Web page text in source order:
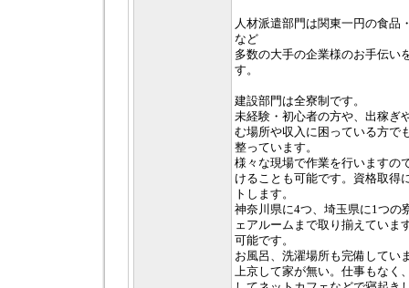
人材派遣部門は関東一円の食品
など
多数の大手の企業様のお手伝い
す。
建設部門は全寮制です。
未経験・初心者の方や、出稼ぎ
む場所や収入に困っている方で
整っています。
様々な現場で作業を行いますの
けることも可能です。資格取得
トします。
神奈川県に4つ、埼玉県に1つの
ェアルームまで取り揃えていま
可能です。
お風呂、洗濯場所も完備してい
上京して家が無い。仕事もなく